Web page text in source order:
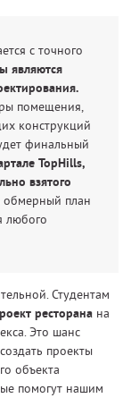
с точного
являются
помещения,
конструкций
финальный
TopHills,
взятого
обмерный план
любого
Студентам
ресторана на
Это шанс
проекты
объекта
помогут нашим